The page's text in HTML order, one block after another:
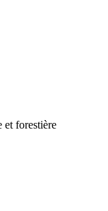
et forestière